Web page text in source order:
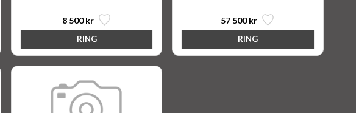
8 500 kr 57 500 kr